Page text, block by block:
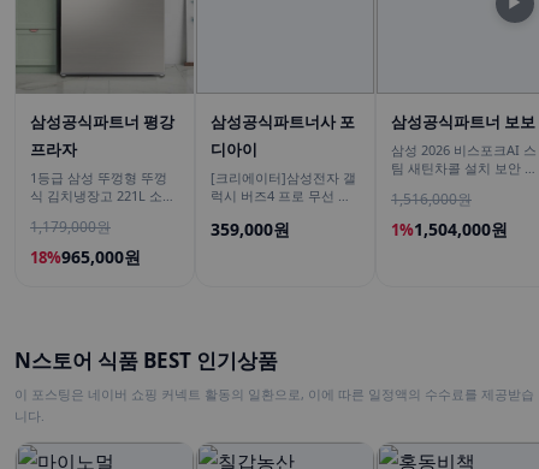
삼성공식파트너 평강
프라자
1등급 삼성 뚜껑형 뚜껑
식 김치냉장고 221L 소형
버 RP22C3111Z1
1,179,000원
18%965,000원
삼성공식파트너사 포
디아이
[크리에이터]삼성전자 갤
럭시 버즈4 프로 무선 블
R640N
359,000원
삼성공식파트너 보보
삼성 2026 비스포크AI 스
팀 새틴차콜 설치 보안 안
1,516,000원
1%1,504,000원
N스토어 식품 BEST 인기상품
이 포스팅은 네이버 쇼핑 커넥트 활동의 일환으로, 이에 따른 일정액의 수수료를 제공받습
니다.